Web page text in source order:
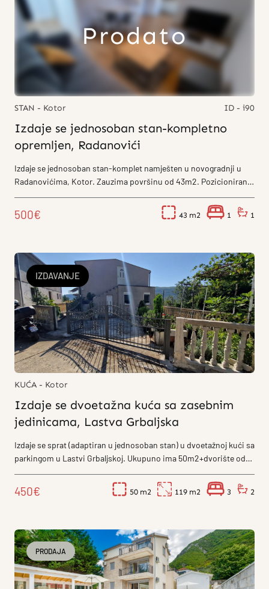
Prodato
STAN - Kotor ID - i90
Izdaje se jednosoban stan-kompletno
opremljen, Radanovići
Izdaje se jednosoban stan-komplet namješten u novogradnji u
Radanovićima, Kotor. Zauzima površinu od 43m2. Pozicioniran
500€ 43 1 1
IZDAVANJE
KUĆA - Kotor
Izdaje se dvoetažna kuća sa zasebnim
jedinicama, Lastva Grbaljska
Izdaje se sprat (adaptiran u jednosoban stan) u dvoetažnoj kući sa
parkingom u Lastvi Grbaljskoj. Ukupuno ima 50m2+dvorište od
450€ 50 119 3 2
PRODAJA